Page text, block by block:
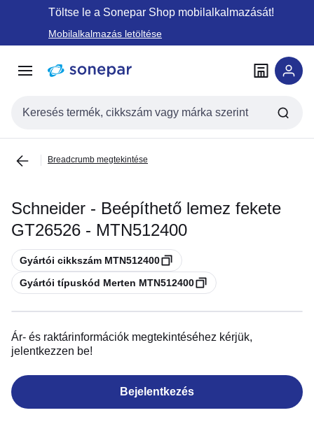
Ugrás a
Töltse le a Sonepar Shop mobilalkalmazását!
Mobilalkalmazás letöltése
Keresési bemenet
Breadcrumb megtekintése
Schneider - Beépíthető lemez fekete
GT26526 - MTN512400
Másolás
Gyártói cikkszám MTN512400
Másolás
Gyártói típuskód Merten MTN512400
Ár- és raktárinformációk megtekintéséhez kérjük,
jelentkezzen be!
Bejelentkezés